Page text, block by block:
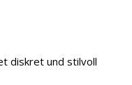
diskret und stilvoll